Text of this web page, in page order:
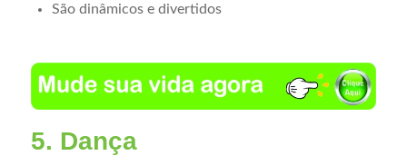
São dinâmicos e divertidos
5. Dança